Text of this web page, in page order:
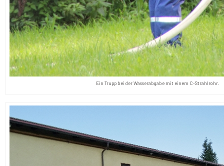
Ein Trupp bei der Wasserabgabe mit einem C-Strahlrohr.